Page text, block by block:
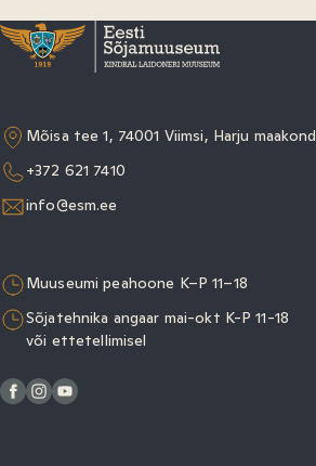
Mõisa tee 1, 74001 Viimsi, Harju maakond
+372 621 7410
info@esm.ee
Muuseumi peahoone K–P 11–18
Sõjatehnika angaar mai-okt K-P 11-18
või ettetellimisel